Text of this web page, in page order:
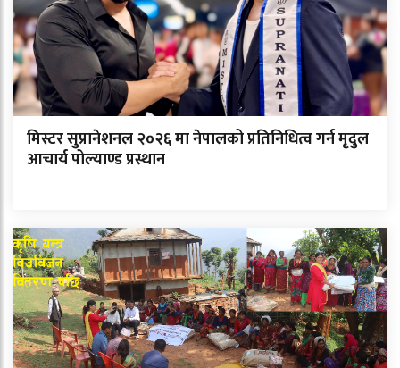
मिस्टर सुप्रानेशनल २०२६ मा नेपालको प्रतिनिधित्व गर्न मृदुल
आचार्य पोल्याण्ड प्रस्थान